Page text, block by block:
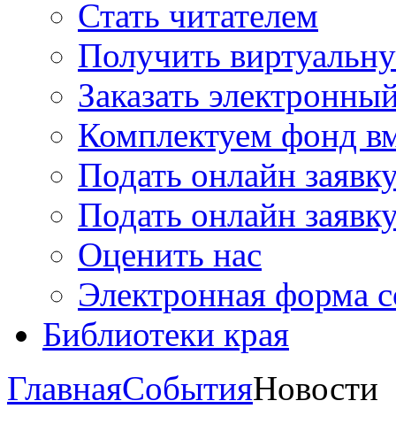
Стать читателем
Получить
Заказать
Комплектуем фонд
Подать онлайн
Подать онлайн
Оценить нас
Электронная форма
Библиотеки края
ГлавнаяСобытияНовости